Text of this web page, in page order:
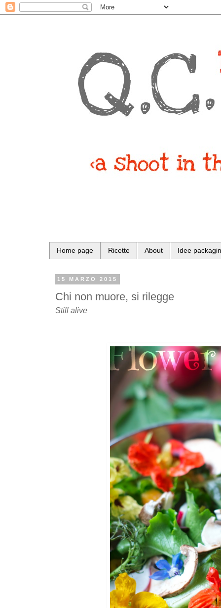
Home page Ricette About Idee
15 MARZO 2015
Chi non muore, si rilegge
Still alive